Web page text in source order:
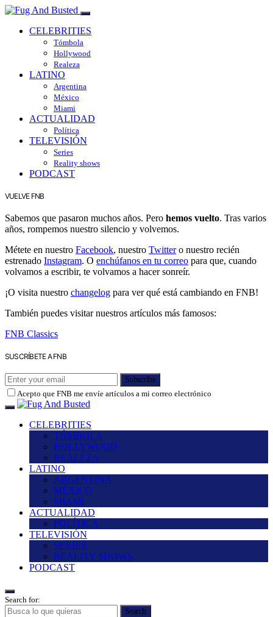
CELEBRITIES
Tómbola
Hollywood
Realeza
LATINO
Argentina
México
Miami
ACTUALIDAD
Política
TELEVISIÓN
Series
Reality shows
PODCAST
VUELVE FNB
Sabemos que pasaron muchos años. Pero hemos vuelto. Tras varios
años, rompemos nuestro silencio y volvemos.
Métete en nuestro Facebook, nuestro Twittero nuestro recién
estrenado Instagram. O enchúfanos en tu correo para que, cuando
volvamos a escribir, te volvamos a hacer sonreír.
¡O visita nuestro changelog para ver qué está cambiando en FNB!
También puedes visitar nuestros artículos más famosos:
FNB Classics
SUSCRÍBETE A FNB
Subscribe
Acepto que FNB me envíe artículos a mi correo electrónico
CELEBRITIES
TÓMBOLA
HOLLYWOOD
REALEZA
LATINO
ARGENTINA
MÉXICO
MIAMI
ACTUALIDAD
POLÍTICA
TELEVISIÓN
SERIES
REALITY SHOWS
PODCAST
Search for:
Search